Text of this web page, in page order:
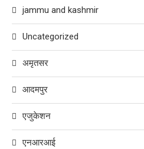
jammu and kashmir
Uncategorized
अमृतसर
आदमपुर
एजुकेशन
एनआरआई